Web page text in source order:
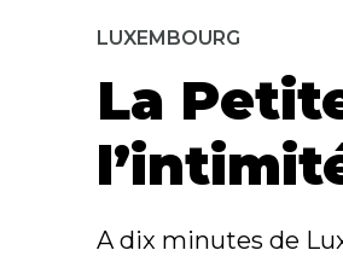
LUXEMBOURG
La
A dix minutes de